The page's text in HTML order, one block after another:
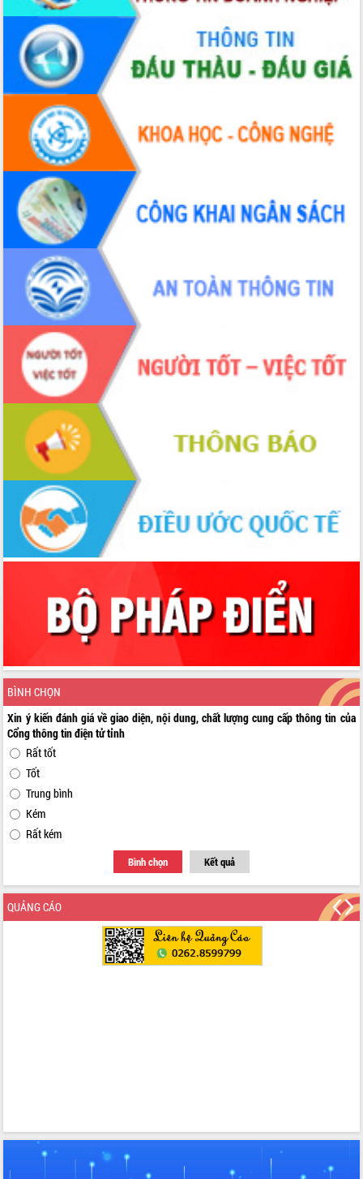
BÌNH CHỌN
Xin ý kiến đánh giá về giao diện, nội dung, chất lượng cung cấp thông tin của
Cổng thông tin điện tử tỉnh
Rất tốt
Tốt
Trung bình
Kém
Rất kém
Bình chọn Kết quả
QUẢNG CÁO